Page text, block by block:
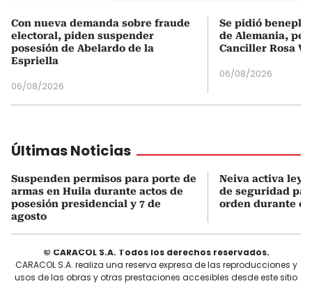
Con nueva demanda sobre fraude
electoral, piden suspender
posesión de Abelardo de la
Espriella
06/08/2026
Se pidió
de Alemania,
Canciller Rosa
06/08/2026
Últimas Noticias
Suspenden permisos para porte de
armas en Huila durante actos de
posesión presidencial y 7 de
agosto
Neiva activa ley
de seguridad
orden durante el
© CARACOL S.A. Todos los derechos reservados.
CARACOL S.A. realiza una reserva expresa de las reproducciones y
usos de las obras y otras prestaciones accesibles desde este sitio